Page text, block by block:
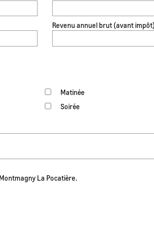
Revenu annuel brut (avant
Matinée
Soirée
La Pocatière.